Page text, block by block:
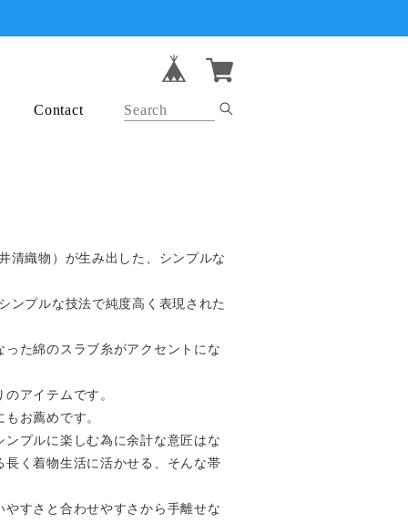
Contact
清織物）が生み出した、シンプルな
ンプルな技法で純度高く表現された
た綿のスラブ糸がアクセントにな
アイテムです。
お薦めです。
プルに楽しむ為に余計な意匠はな
長く着物生活に活かせる、そんな帯
すさと合わせやすさから手離せな